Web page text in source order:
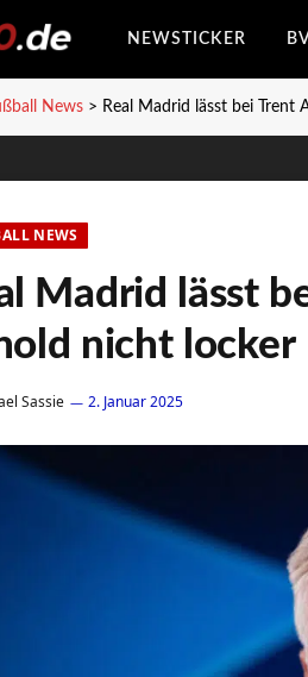
NEWSTICKER
News > Real Madrid lässt bei Trent
NEWS
Madrid lässt
nicht locker
Sassie 2. Januar 2025